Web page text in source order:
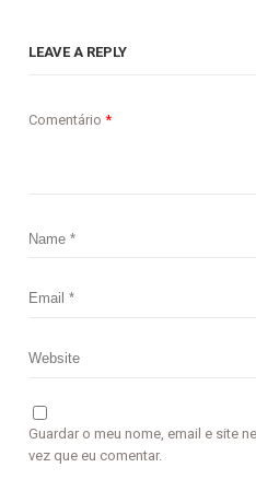
LEAVE A REPLY
Comentário*
Guardar o meu nome, email e site
vez que eu comentar.